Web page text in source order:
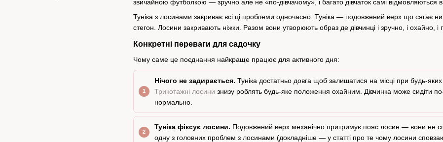
звичайною футболкою — зручно але не «по-дівчачому», і багато дівчаток самі відмовляються
Туніка з лосинами закриває всі ці проблеми одночасно. Туніка — подовжений верх що сягає
стегон. Лосини закривають ніжки. Разом вони утворюють образ де дівчинці і зручно, і охайно,
Конкретні переваги для садочку
Чому саме це поєднання найкраще працює для активного дня:
Нічого не задирається. Туніка достатньо довга щоб залишатися на місці при будь-яких
Трикотажні лосини знизу роблять будь-яке положення охайним. Дівчинка може сидіти по-
нормально.
Туніка фіксує лосини. Подовжений верх механічно притримує пояс лосин — вони не
одну з головних проблем з лосинами (докладніше — у статті про те чому лосини